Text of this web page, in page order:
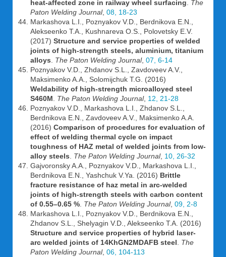
heat-affected zone in railway wheel surfacing
The
Paton Welding Journal, 08, 18-23
Markashova L.I., Poznyakov V.D., Berdnikova E.N.,
Alekseenko T.A., Kushnareva O.S., Polovetsky E.V.
(2017) Structure and service properties of welded
joints of high-strength steels, aluminium, titanium
alloys
The Paton Welding Journal, 07, 6-14
Poznyakov V.D., Zhdanov S.L., Zavdoveev A.V.,
Maksimenko A.A., Solomijchuk T.G. (2016)
Weldability of high-strength microalloyed steel
S460M
The Paton Welding Journal, 12, 21-28
Poznyakov V.D., Markashova L.I., Zhdanov S.L.,
Berdnikova E.N., Zavdoveev A.V., Maksimenko A.A.
(2016) Comparison of procedures for evaluation of
effect of welding thermal cycle on impact
toughness of HAZ metal of welded joints from low-
alloy steels
The Paton Welding Journal, 10, 26-32
Gajvoronsky A.A., Poznyakov V.D., Markashova L.I.,
Berdnikova E.N., Yashchuk V.Ya. (2016) Brittle
fracture resistance of haz metal in arc-welded
joints of high-strength steels with carbon content
of 0.55–0.65 % The Paton Welding Journal, 09, 2-8
Markashova L.I., Poznyakov V.D., Berdnikova E.N.,
Zhdanov S.L., Shelyagin V.D., Alekseenko T.A. (2016)
Structure and service properties of hybrid laser-
arc welded joints of 14KhGN2MDAFB steel
The
Paton Welding Journal, 06, 104-113